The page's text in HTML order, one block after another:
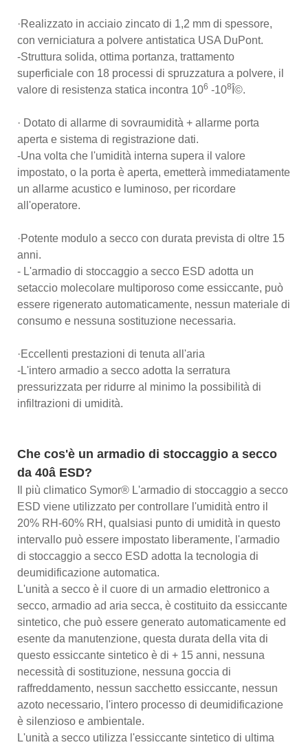
·Realizzato in acciaio zincato di 1,2 mm di spessore,
con verniciatura a polvere antistatica USA DuPont.
-Struttura solida, ottima portanza, trattamento
superficiale con 18 processi di spruzzatura a polvere, il
valore di resistenza statica incontra 106 -108 Î©.
· Dotato di allarme di sovraumidità + allarme porta
aperta e sistema di registrazione dati.
-Una volta che l'umidità interna supera il valore
impostato, o la porta è aperta, emetterà immediatamente
un allarme acustico e luminoso, per ricordare
all'operatore.
·Potente modulo a secco con durata prevista di oltre 15
anni.
- L'armadio di stoccaggio a secco ESD adotta un
setaccio molecolare multiporoso come essiccante, può
essere rigenerato automaticamente, nessun materiale di
consumo e nessuna sostituzione necessaria.
·Eccellenti prestazioni di tenuta all'aria
-L'intero armadio a secco adotta la serratura
pressurizzata per ridurre al minimo la possibilità di
infiltrazioni di umidità.
Che cos'è un armadio di stoccaggio a secco
da 40â ESD?
Il più climatico Symor® L'armadio di stoccaggio a secco
ESD viene utilizzato per controllare l'umidità entro il
20% RH-60% RH, qualsiasi punto di umidità in questo
intervallo può essere impostato liberamente, l'armadio
di stoccaggio a secco ESD adotta la tecnologia di
deumidificazione automatica.
L'unità a secco è il cuore di un armadio elettronico a
secco, armadio ad aria secca, è costituito da essiccante
sintetico, che può essere generato automaticamente ed
esente da manutenzione, questa durata della vita di
questo essiccante sintetico è di + 15 anni, nessuna
necessità di sostituzione, nessuna goccia di
raffreddamento, nessun sacchetto essiccante, nessun
azoto necessario, l'intero processo di deumidificazione
è silenzioso e ambientale.
L'unità a secco utilizza l'essiccante sintetico di ultima